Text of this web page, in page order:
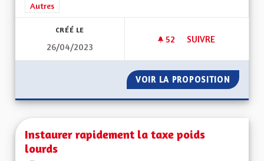
Filtrer les résultats de la catégorie : Autres
Autres
CRÉÉ LE
26/04/2023
52 52 ABONNÉS
SUIVRE
VOIR LA PROPOSITION UNE
Instaurer rapidement la taxe poids
lourds